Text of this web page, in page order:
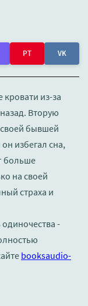
PT VK
кровати из-за
Вторую
бывшей
избегал сна,
больше
на своей
страха и
-
booksaudio-